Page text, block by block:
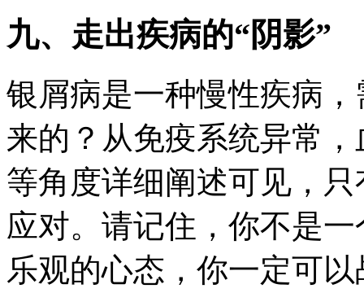
九、走出疾病的“阴影”
银屑病是一种慢性疾病
来的？从免疫系统异常
等角度详细阐述可见，
应对。请记住，你不是
乐观的心态，你一定可